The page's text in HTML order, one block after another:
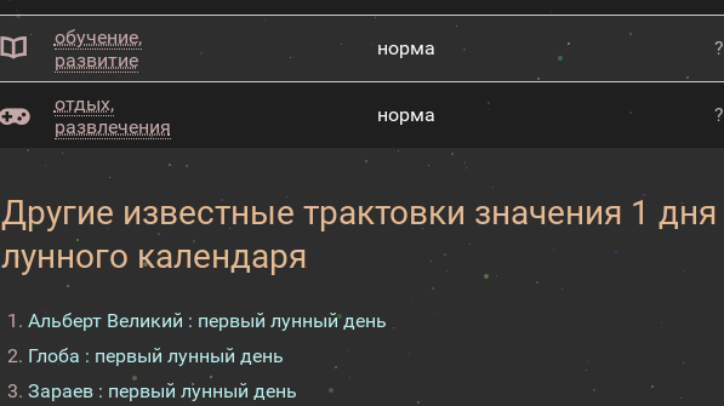
обучение,
развитие
норма ?
отдых,
развлечения
норма ?
Другие известные трактовки значения 1 дня
лунного календаря
Альберт Великий : первый лунный день
Глоба : первый лунный день
Зараев : первый лунный день